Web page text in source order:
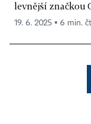
levnější značkou
19. 6. 2025 ▪ 6 min.